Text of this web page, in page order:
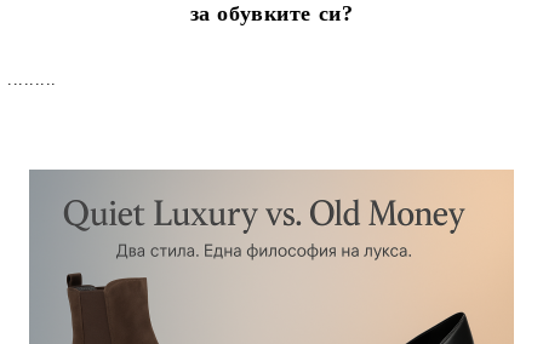
за обувките си?
.........